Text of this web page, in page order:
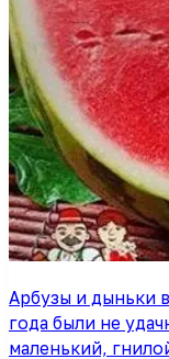
Арбузы и дыньки
года были не
маленький,